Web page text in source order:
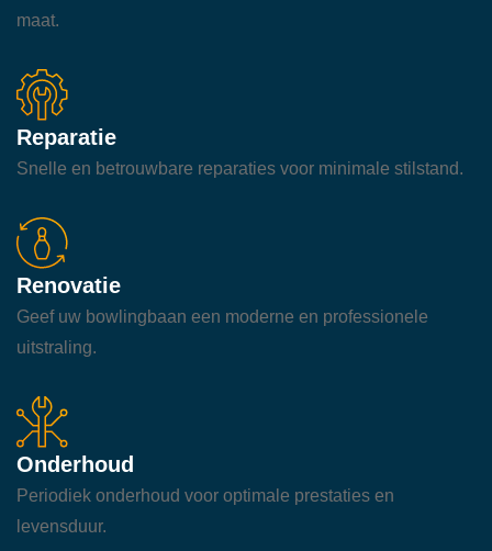
maat.
Reparatie
Snelle en betrouwbare reparaties voor minimale stilstand.
Renovatie
Geef uw bowlingbaan een moderne en professionele
uitstraling.
Onderhoud
Periodiek onderhoud voor optimale prestaties en
levensduur.